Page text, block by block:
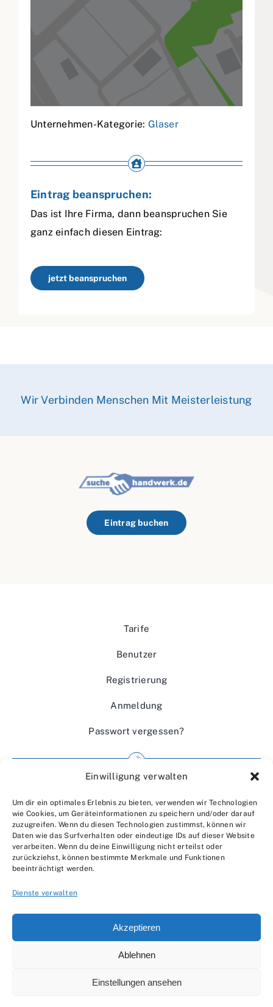
Einwilligung verwalten
Um dir ein optimales Erlebnis zu bieten, verwenden wir Technologien
wie Cookies, um Geräteinformationen zu speichern und/oder darauf
zuzugreifen. Wenn du diesen Technologien zustimmst, können wir
Daten wie das Surfverhalten oder eindeutige IDs auf dieser Website
verarbeiten. Wenn du deine Einwilligung nicht erteilst oder
zurückziehst, können bestimmte Merkmale und Funktionen
beeinträchtigt werden.
Dienste verwalten
Akzeptieren
Ablehnen
Einstellungen ansehen
Unternehmen-Kategorie: Glaser
Eintrag beanspruchen:
Das ist Ihre Firma, dann beanspruchen Sie
ganz einfach diesen Eintrag:
jetzt beanspruchen
Wir Verbinden Menschen Mit Meisterleistung
Eintrag buchen
Tarife
Benutzer
Registrierung
Anmeldung
Passwort vergessen?
Wir über uns
Kontakt
Datenschutzerklärung
© 2007 - 2026 •by Moveco